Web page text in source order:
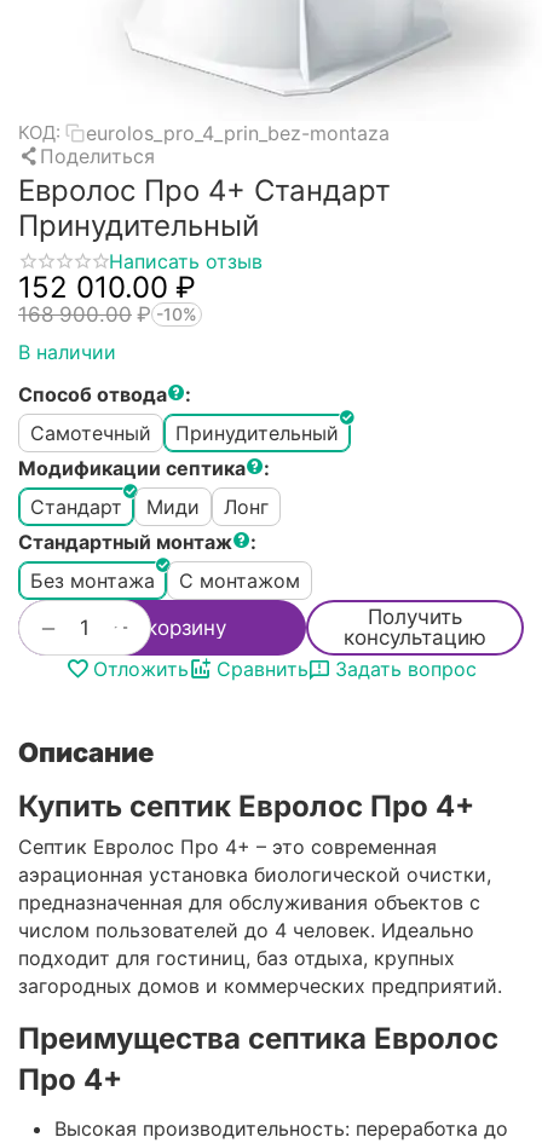
КОД:
eurolos_pro_4_prin_bez-montaza
Поделиться
Евролос Про 4+ Стандарт
Принудительный
Написать отзыв
152 010.00 ₽
168 900.00 ₽ -10%
В наличии
Способ отвода
:
Самотечный
Принудительный
Модификации септика
:
Стандарт
Миди
Лонг
Стандартный монтаж
:
Без монтажа
С монтажом
+
− В корзину
Получить
консультацию
Отложить
Сравнить Задать вопрос
Описание
Купить септик Евролос Про 4+
Септик Евролос Про 4+ – это современная
аэрационная установка биологической очистки,
предназначенная для обслуживания объектов с
числом пользователей до 4 человек. Идеально
подходит для гостиниц, баз отдыха, крупных
загородных домов и коммерческих предприятий.
Преимущества септика Евролос
Про 4+
Высокая производительность: переработка до